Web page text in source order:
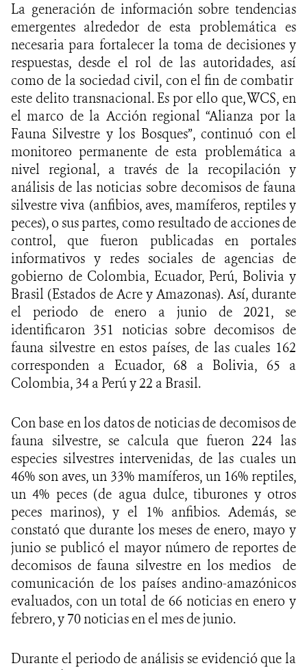
La generación de información sobre tendencias
emergentes alrededor de esta problemática es
necesaria para fortalecer la toma de decisiones y
respuestas, desde el rol de las autoridades, así
como de la sociedad civil, con el fin de combatir
este delito transnacional. Es por ello que, WCS, en
el marco de la Acción regional “Alianza por la
Fauna Silvestre y los Bosques”, continuó con el
monitoreo permanente de esta problemática a
nivel regional, a través de la recopilación y
análisis de las noticias sobre decomisos de fauna
silvestre viva (anfibios, aves, mamíferos, reptiles y
peces), o sus partes, como resultado de acciones de
control, que fueron publicadas en portales
informativos y redes sociales de agencias de
gobierno de Colombia, Ecuador, Perú, Bolivia y
Brasil (Estados de Acre y Amazonas). Así, durante
el periodo de enero a junio de 2021, se
identificaron 351 noticias sobre decomisos de
fauna silvestre en estos países, de las cuales 162
corresponden a Ecuador, 68 a Bolivia, 65 a
Colombia, 34 a Perú y 22 a Brasil.
Con base en los datos de noticias de decomisos de
fauna silvestre, se calcula que fueron 224 las
especies silvestres intervenidas, de las cuales un
46% son aves, un 33% mamíferos, un 16% reptiles,
un 4% peces (de agua dulce, tiburones y otros
peces marinos), y el 1% anfibios. Además, se
constató que durante los meses de enero, mayo y
junio se publicó el mayor número de reportes de
decomisos de fauna silvestre en los medios de
comunicación de los países andino-amazónicos
evaluados, con un total de 66 noticias en enero y
febrero, y 70 noticias en el mes de junio.
Durante el periodo de análisis se evidenció que la